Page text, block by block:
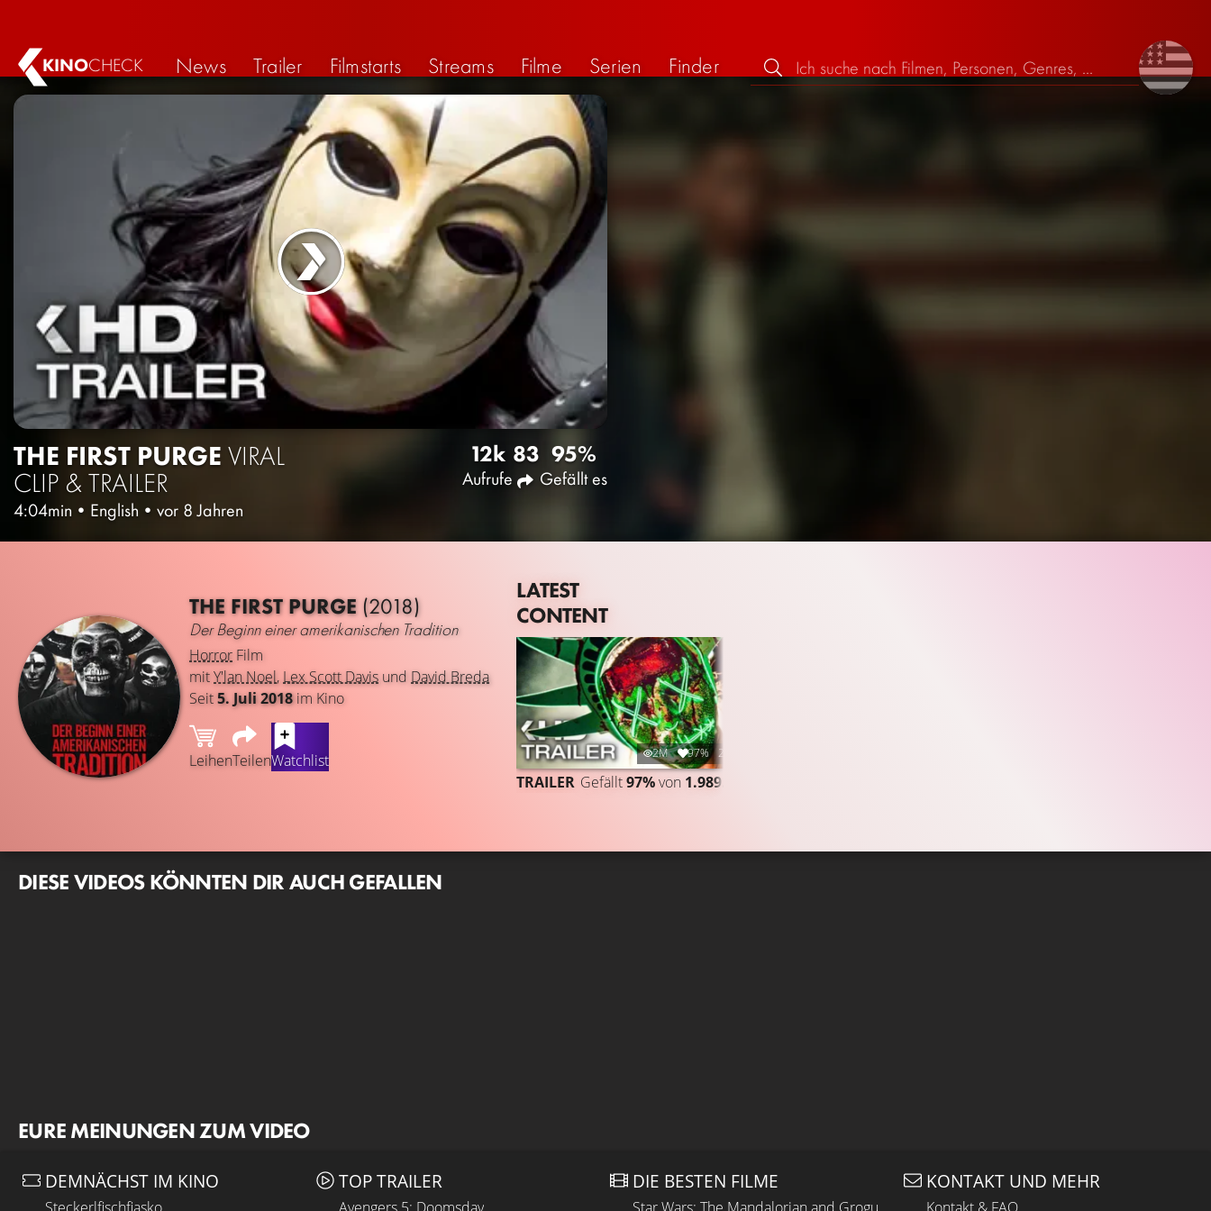
KINOCHECK News Trailer Filmstarts Streams Filme Serien Finder
THE FIRST PURGE VIRAL
CLIP & TRAILER
4:04min • English • vor 8 Jahren
12k
Aufrufe
83 95%
Gefällt es
THE FIRST PURGE(2018)
Der Beginn einer amerikanischen Tradition
Horror Film
mitY'lan Noel, Lex Scott Davisund David Breda
Seit5. Juli 2018im Kino
LeihenTeilenWatchlist
LATEST
CONTENT
2M 97% 2:43
TRAILER Gefällt97%von 1.989.972
DIESE VIDEOS KÖNNTEN DIR AUCH GEFALLEN
EURE MEINUNGEN ZUM VIDEO
DEMNÄCHST IM KINO TOP TRAILER DIE BESTEN FILME KONTAKT UND MEHR